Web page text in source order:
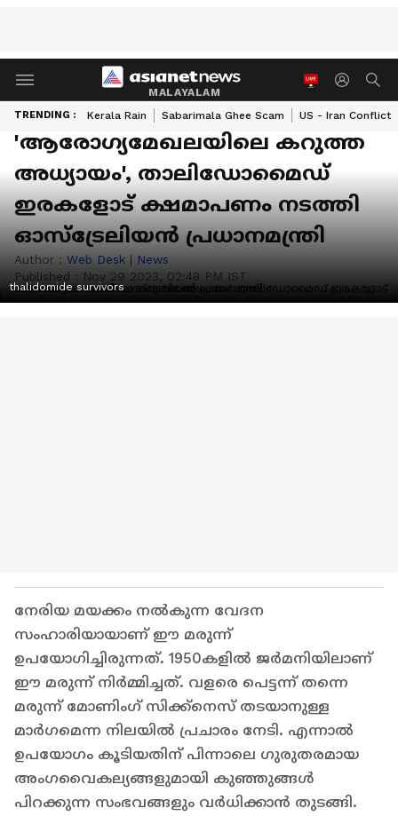
MALAYALAM
TRENDING : Kerala Rain Sabarimala Ghee Scam US - Iran Conflict
'ആരോഗ്യമേഖലയിലെ കറുത്ത
അധ്യായം', താലിഡോമൈഡ്
ഇരകളോട് ക്ഷമാപണം നടത്തി
ഓസ്ട്രേലിയൻ പ്രധാനമന്ത്രി
Author : Web Desk | News
Published : Nov 29 2023, 02:48 PM IST
thalidomide survivors
നേരിയ മയക്കം നൽകുന്ന വേദന
സംഹാരിയായാണ് ഈ മരുന്ന്
ഉപയോഗിച്ചിരുന്നത്. 1950കളിൽ ജർമനിയിലാണ്
ഈ മരുന്ന് നിർമ്മിച്ചത്. വളരെ പെട്ടന്ന് തന്നെ
മരുന്ന് മോണിംഗ് സിക്ക്നെസ് തടയാനുള്ള
മാർഗമെന്ന നിലയിൽ പ്രചാരം നേടി. എന്നാൽ
ഉപയോഗം കൂടിയതിന് പിന്നാലെ ഗുരുതരമായ
അംഗവൈകല്യങ്ങളുമായി കുഞ്ഞുങ്ങൾ
പിറക്കുന്ന സംഭവങ്ങളും വർധിക്കാന്‍ തുടങ്ങി.